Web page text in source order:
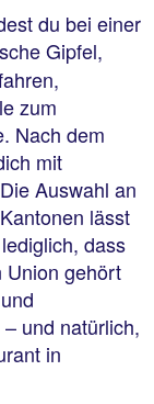
du bei einer
Gipfel,
zum
Nach dem
mit
Auswahl an
lässt
dass
Union gehört
und natürlich,
in